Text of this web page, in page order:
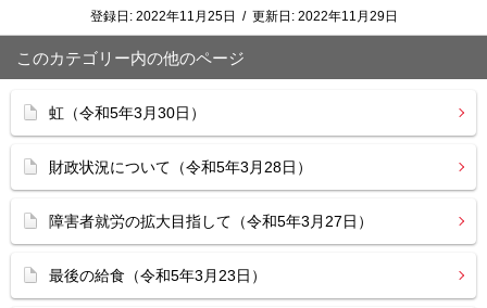
登録日: 2022年11月25日 / 更新日: 2022年11月29日
このカテゴリー内の他のページ
虹（令和5年3月30日）
財政状況について（令和5年3月28日）
障害者就労の拡大目指して（令和5年3月27日）
最後の給食（令和5年3月23日）